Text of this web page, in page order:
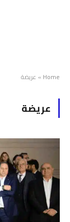
Home
» عريضة
عريضة